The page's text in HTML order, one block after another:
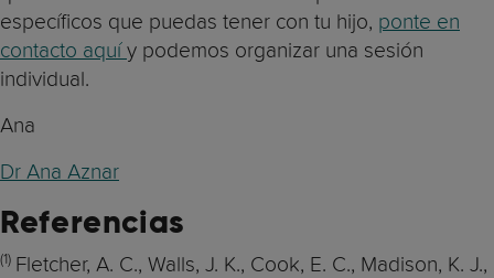
específicos que puedas tener con tu hijo, ponte en
contacto aquíy podemos organizar una sesión
individual.
Ana
Dr Ana Aznar
Referencias
(1) Fletcher, A. C., Walls, J. K., Cook, E. C., Madison, K. J.,